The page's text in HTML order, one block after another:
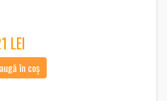
LEI
în coș